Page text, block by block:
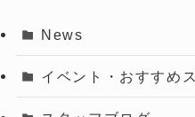
News
イベント・おすすめ